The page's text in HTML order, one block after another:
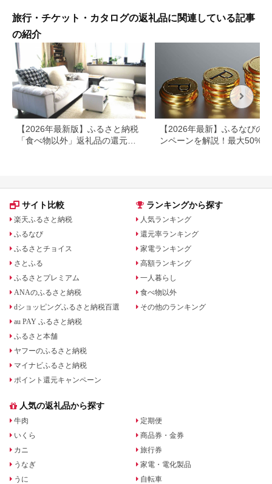
旅行・チケット・カタログの返礼品に関連している記事
の紹介
【2026年最新版】ふるさと納税
「食べ物以外」返礼品の還元率
【2026年最新】ふるなびの
ンペーンを解説！最大50%還
サイト比較
楽天ふるさと納税
ふるなび
ふるさとチョイス
さとふる
ふるさとプレミアム
ANAのふるさと納税
dショッピングふるさと納税百選
au PAY ふるさと納税
ふるさと本舗
ヤフーのふるさと納税
マイナビふるさと納税
ポイント還元キャンペーン
ランキングから探す
人気ランキング
還元率ランキング
家電ランキング
高額ランキング
一人暮らし
食べ物以外
その他のランキング
人気の返礼品から探す
牛肉
いくら
カニ
うなぎ
うに
定期便
商品券・金券
旅行券
家電・電化製品
自転車